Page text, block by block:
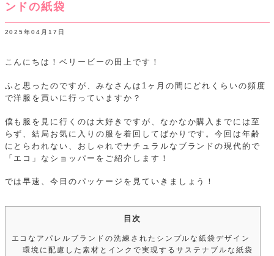
ンドの紙袋
2025年04月17日
こんにちは！ベリービーの田上です！
ふと思ったのですが、みなさんは1ヶ月の間にどれくらいの頻度
で洋服を買いに行っていますか？
僕も服を見に行くのは大好きですが、なかなか購入までには至
らず、結局お気に入りの服を着回してばかりです。今回は年齢
にとらわれない、おしゃれでナチュラルなブランドの現代的で
「エコ」なショッパーをご紹介します！
では早速、今日のパッケージを見ていきましょう！
目次
エコなアパレルブランドの洗練されたシンプルな紙袋デザイン
環境に配慮した素材とインクで実現するサステナブルな紙袋